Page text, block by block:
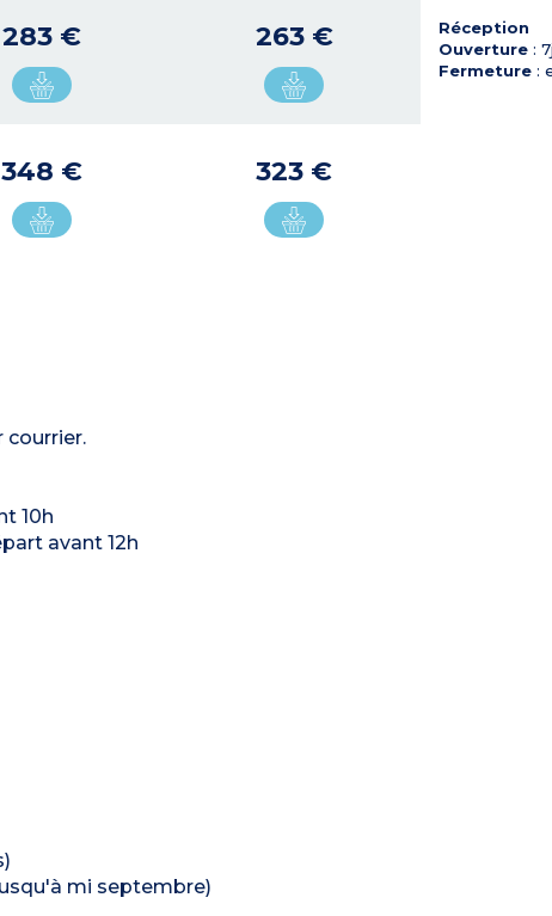
283 € 263 €
348 € 323 €
courrier.
10h
avant 12h
mi septembre)
Réception
Ouverture:
Fermeture: